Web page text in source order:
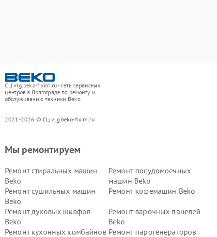
СЦ vlg.beko-fixim.ru - сеть сервисных
центров в Волгограде по ремонту и
обслуживанию техники Beko
2021-2026 © СЦ vlg.beko-fixim.ru
Мы ремонтируем
Ремонт стиральных машин
Beko
Ремонт посудомоечных
машин Beko
Ремонт сушильных машин
Beko
Ремонт кофемашин Beko
Ремонт духовых шкафов
Beko
Ремонт варочных панелей
Beko
Ремонт кухонных комбайнов Ремонт парогенераторов